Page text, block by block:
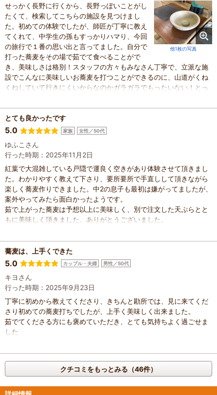
他1枚の写真
せっかく長野に行くから、長野っぽいことがし
たくて、検索してこちらの施設を見つけまし
た。初めての体験でしたが、師匠が丁寧に教え
てくれて、中学生の孫もすっかりハマり、今回
の旅行で１番の思い出と言ってました。自分で
打った蕎麦をその場で茹でて食べることがで
き、美味しさは格別！スタッフの方々もみなさん丁寧で、立派な施
設でこんなに美味しいお蕎麦を打つことができるのに、山道がくね
くねしていて行きにくいからなのかガラガラでもったいない！とっ
てもらいたい！と思いました。機会があったらまた行きます。
とても良かったです
5.0 家族 女性／50代
ゆふこさん
行った時期：2025年11月2日
紅葉で大混雑している戸隠で運良く空きがあり体験させて頂きまし
た。わかりやすく教えて下さり、要所要所で手直しして頂きながら
楽しく蕎麦作りできました。中2の息子も最初は嫌がってましたが、
案外やってみたら面白かったようです。
茹で上がった蕎麦は予想以上に美味しく、別で注文した天ぷらとと
もに美味しく頂きました。ありがとうございました。
蕎麦は、上手くできた
5.0 カップル・夫婦 男性／50代
キヨさん
行った時期：2025年9月23日
丁寧に初めから教えてくださり、きちんと勘所では、見に来てくだ
さり初めての蕎麦打ちでしたが、上手く美味しく出来ました。
茹でてくださる方にも褒めていただき、とても気持ちよく過ごせま
した
クチコミをもっとみる（46件）